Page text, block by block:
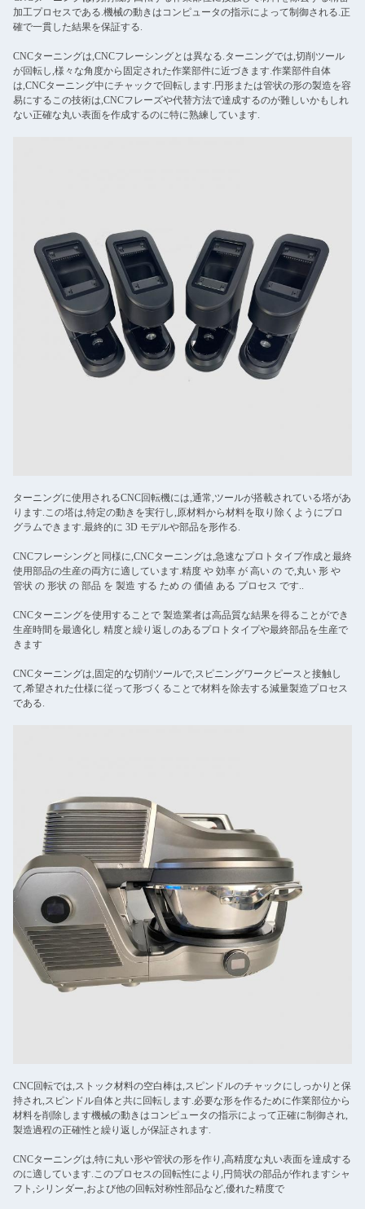
加工プロセスである.機械の動きはコンピュータの指示によって制御される.正
確で一貫した結果を保証する.
CNCターニングは,CNCフレーシングとは異なる.ターニングでは,切削ツール
が回転し,様々な角度から固定された作業部件に近づきます.作業部件自体
は,CNCターニング中にチャックで回転します.円形または管状の形の製造を容
易にするこの技術は,CNCフレーズや代替方法で達成するのが難しいかもしれ
ない正確な丸い表面を作成するのに特に熟練しています.
ターニングに使用されるCNC回転機には,通常,ツールが搭載されている塔があ
ります.この塔は,特定の動きを実行し,原材料から材料を取り除くようにプロ
グラムできます.最終的に 3D モデルや部品を形作る.
CNCフレーシングと同様に,CNCターニングは,急速なプロトタイプ作成と最終
使用部品の生産の両方に適しています.精度 や 効率 が 高い の で,丸い 形 や
管状 の 形状 の 部品 を 製造 する ため の 価値 ある プロセス です..
CNCターニングを使用することで 製造業者は高品質な結果を得ることができ
生産時間を最適化し 精度と繰り返しのあるプロトタイプや最終部品を生産で
きます
CNCターニングは,固定的な切削ツールで,スピニングワークピースと接触し
て,希望された仕様に従って形づくることで材料を除去する減量製造プロセス
である.
CNC回転では,ストック材料の空白棒は,スピンドルのチャックにしっかりと保
持され,スピンドル自体と共に回転します.必要な形を作るために作業部位から
材料を削除します機械の動きはコンピュータの指示によって正確に制御され,
製造過程の正確性と繰り返しが保証されます.
CNCターニングは,特に丸い形や管状の形を作り,高精度な丸い表面を達成する
のに適しています.このプロセスの回転性により,円筒状の部品が作れますシャ
フト,シリンダー,および他の回転対称性部品など,優れた精度で